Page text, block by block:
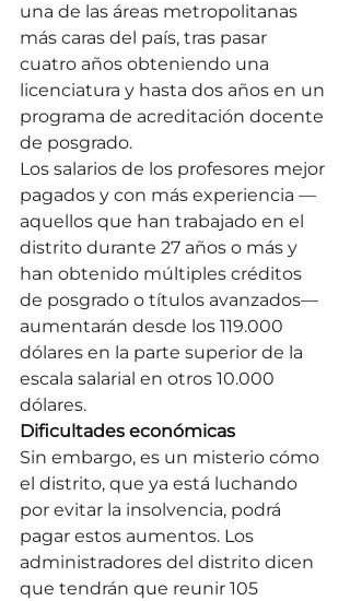
una de las áreas metropolitanas
más caras del país, tras pasar
cuatro años obteniendo una
licenciatura y hasta dos años en un
programa de acreditación docente
de posgrado.
Los salarios de los profesores mejor
pagados y con más experiencia —
aquellos que han trabajado en el
distrito durante 27 años o más y
han obtenido múltiples créditos
de posgrado o títulos avanzados—
aumentarán desde los 119.000
dólares en la parte superior de la
escala salarial en otros 10.000
dólares.
Dificultades económicas
Sin embargo, es un misterio cómo
el distrito, que ya está luchando
por evitar la insolvencia, podrá
pagar estos aumentos. Los
administradores del distrito dicen
que tendrán que reunir 105